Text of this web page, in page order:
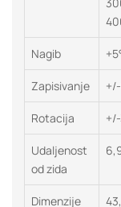
Nagib
Zapisivanje
Rotacija
Udaljenost
od zida
Dimenzije